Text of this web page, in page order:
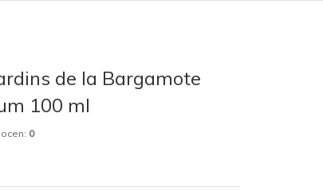
de la Bargamote
100 ml
0